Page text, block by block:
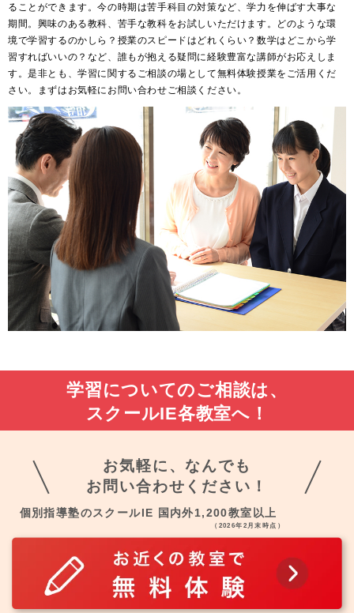
ることができます。今の時期は苦手科目の対策など、学力を伸ばす大事な
期間。興味のある教科、苦手な教科をお試しいただけます。どのような環
境で学習するのかしら？授業のスピードはどれくらい？数学はどこから学
習すればいいの？など、誰もが抱える疑問に経験豊富な講師がお応えしま
す。是非とも、学習に関するご相談の場として無料体験授業をご活用くだ
さい。まずはお気軽にお問い合わせご相談ください。
学習についてのご相談は、
スクールIE各教室へ！
お気軽に、なんでも
お問い合わせください！
個別指導塾のスクールIE 国内外1,200教室以上
（2026年2月末時点）